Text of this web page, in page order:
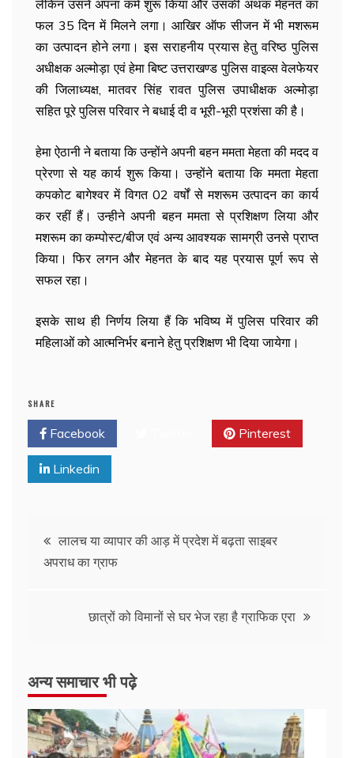
लेकिन उसने अपना कर्म शुरू किया और उसकी अथक मेहनत का
फल 35 दिन में मिलने लगा। आखिर ऑफ सीजन में भी मशरूम
का उत्पादन होने लगा। इस सराहनीय प्रयास हेतु वरिष्ठ पुलिस
अधीक्षक अल्मोड़ा एवं हेमा बिष्ट उत्तराखण्ड पुलिस वाइव्स वेलफेयर
की जिलाध्यक्ष, मातवर सिंह रावत पुलिस उपाधीक्षक अल्मोड़ा
सहित पूरे पुलिस परिवार ने बधाई दी व भूरी-भूरी प्रशंसा की है।
हेमा ऐठानी ने बताया कि उन्होंने अपनी बहन ममता मेहता की मदद व
प्रेरणा से यह कार्य शुरू किया। उन्होंने बताया कि ममता मेहता
कपकोट बागेश्वर में विगत 02 वर्षों से मशरूम उत्पादन का कार्य
कर रहीं हैं। उन्हीने अपनी बहन ममता से प्रशिक्षण लिया और
मशरूम का कम्पोस्ट/बीज एवं अन्य आवश्यक सामग्री उनसे प्राप्त
किया। फिर लगन और मेहनत के बाद यह प्रयास पूर्ण रूप से
सफल रहा।
इसके साथ ही निर्णय लिया हैं कि भविष्य में पुलिस परिवार की
महिलाओं को आत्मनिर्भर बनाने हेतु प्रशिक्षण भी दिया जायेगा।
SHARE
Facebook Pinterest
Linkedin
लालच या व्यापार की आड़ में प्रदेश में बढ़ता साइबर
अपराध का ग्राफ
छात्रों को विमानों से घर भेज रहा है ग्राफिक एरा
अन्य समाचार भी पढ़े